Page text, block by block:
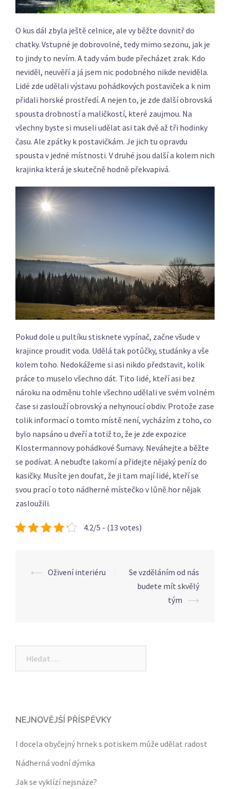
O kus dál zbyla ještě celnice, ale vy běžte dovnitř do
chatky. Vstupné je dobrovolné, tedy mimo sezonu, jak je
to jindy to nevím. A tady vám bude přecházet zrak. Kdo
neviděl, neuvěří a já jsem nic podobného nikde neviděla.
Lidé zde udělali výstavu pohádkových postaviček a k nim
přidali horské prostředí. A nejen to, je zde další obrovská
spousta drobností a maličkostí, které zaujmou. Na
všechny byste si museli udělat asi tak dvě až tři hodinky
času. Ale zpátky k postavičkám. Je jich tu opravdu
spousta v jedné místnosti. V druhé jsou další a kolem nich
krajinka která je skutečně hodně překvapivá.
Pokud dole u pultíku stisknete vypínač, začne všude v
krajince proudit voda. Udělá tak potůčky, studánky a vše
kolem toho. Nedokážeme si asi nikdo představit, kolik
práce to muselo všechno dát. Tito lidé, kteří asi bez
nároku na odměnu tohle všechno udělali ve svém volném
čase si zaslouží obrovský a nehynoucí obdiv. Protože zase
tolik informací o tomto místě není, vycházím z toho, co
bylo napsáno u dveří a totiž to, že je zde expozice
Klostermannovy pohádkové Šumavy. Neváhejte a běžte
se podívat. A nebuďte lakomí a přidejte nějaký peníz do
kasičky. Musíte jen doufat, že ji tam mají lidé, kteří se
svou prací o toto nádherné místečko v lůně hor nějak
zasloužili.
4.2/5 - (13 votes)
Post
⟵ Oživení interiéru
Se vzděláním od nás
budete mít skvělý
tým ⟶
NEJNOVĚJŠÍ PŘÍSPĚVKY
I docela obyčejný hrnek s potiskem může udělat radost
Nádherná vodní dýmka
Jak se vyklízí nejsnáze?